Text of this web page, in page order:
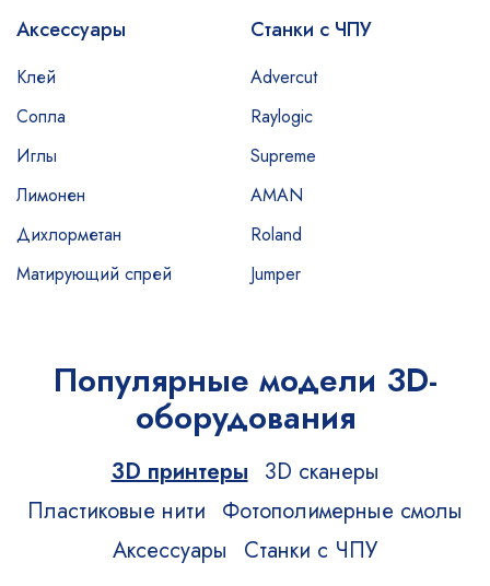
Аксессуары
Клей
Сопла
Иглы
Лимонен
Дихлорметан
Матирующий спрей
Станки с ЧПУ
Advercut
Raylogic
Supreme
AMAN
Roland
Jumper
Популярные модели 3D-
оборудования
3D принтеры 3D сканеры
Пластиковые нити Фотополимерные смолы
Аксессуары
Станки с ЧПУ